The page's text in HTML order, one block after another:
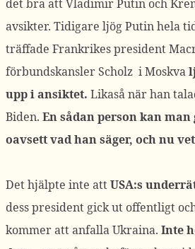
det bra att Vladimir Putin och
avsikter. Tidigare ljög Putin hela
träffade Frankrikes president
förbundskansler Scholz i Moskva
upp i ansiktet. Likaså när han
Biden. En sådan person kan
oavsett vad han säger, och nu
Det hjälpte inte attUSA:s
dess president gick ut offentligt
kommer att anfalla Ukraina. Inte